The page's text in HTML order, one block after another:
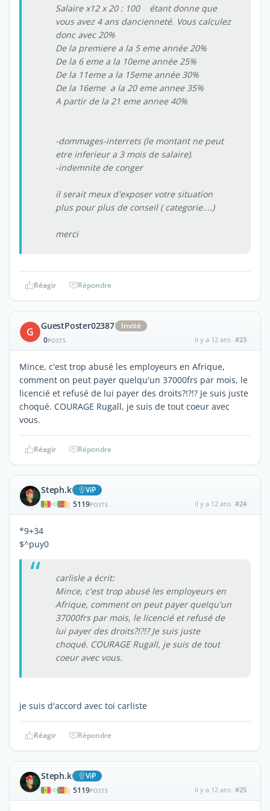
Salaire x12 x 20 : 100 étant donne que
vous avez 4 ans dancienneté. Vous calculez
donc avec 20%
De la premiere a la 5 eme année 20%
De la 6 eme a la 10eme année 25%
De la 11eme a la 15eme année 30%
De la 16eme a la 20 eme annee 35%
A partir de la 21 eme annee 40%
-dommages-interrets (le montant ne peut
etre inferieur a 3 mois de salaire).
-indemnite de conger
il serait meux d'exposer votre situation
plus pour plus de conseil ( categorie....)
merci
Réagir Répondre
G GuestPoster02387
Invité
0POSTS il y a 12 ans #23
Mince, c'est trop abusé les employeurs en Afrique,
comment on peut payer quelqu'un 37000frs par mois, le
licencié et refusé de lui payer des droits?!?!? Je suis juste
choqué. COURAGE Rugall, je suis de tout coeur avec
vous.
Réagir Répondre
Steph.k ViP
| 5119POSTS il y a 12 ans #24
*9+34
$^puy0
carlisle a écrit:
Mince, c'est trop abusé les employeurs en
Afrique, comment on peut payer quelqu'un
37000frs par mois, le licencié et refusé de
lui payer des droits?!?!? Je suis juste
choqué. COURAGE Rugall, je suis de tout
coeur avec vous.
je suis d'accord avec toi carliste
Réagir Répondre
Steph.k ViP
| 5119POSTS il y a 12 ans #25